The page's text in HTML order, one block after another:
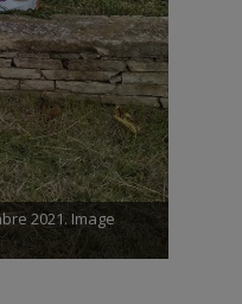
2021. Image